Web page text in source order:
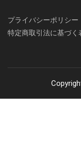
プライバシーポリシー
特定商取引法に基づく